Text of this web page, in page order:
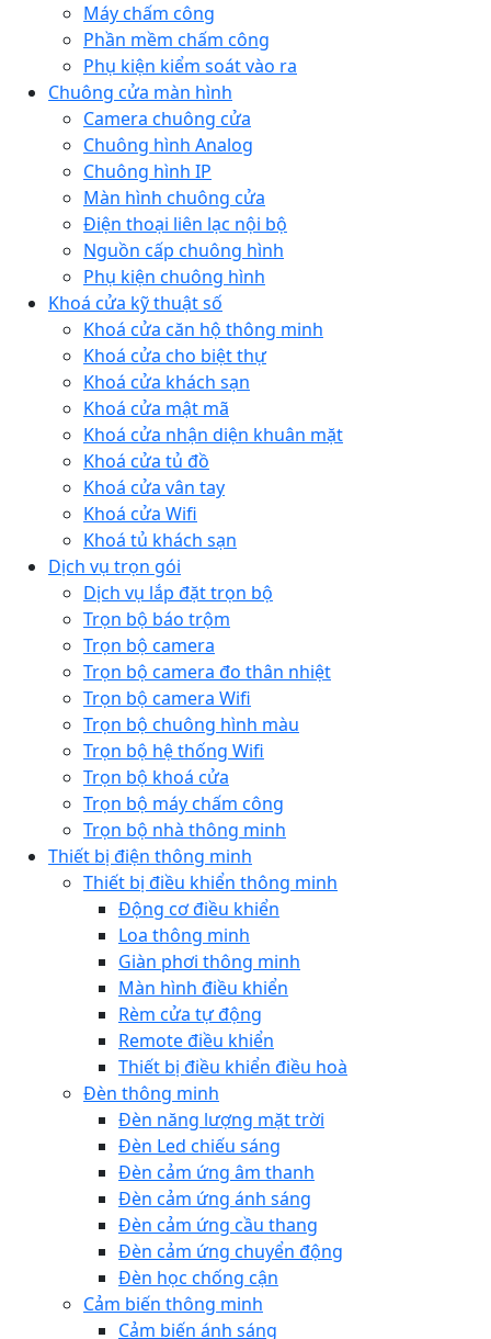
Máy chấm công
Phần mềm chấm công
Phụ kiện kiểm soát vào ra
Chuông cửa màn hình
Camera chuông cửa
Chuông hình Analog
Chuông hình IP
Màn hình chuông cửa
Điện thoại liên lạc nội bộ
Nguồn cấp chuông hình
Phụ kiện chuông hình
Khoá cửa kỹ thuật số
Khoá cửa căn hộ thông minh
Khoá cửa cho biệt thự
Khoá cửa khách sạn
Khoá cửa mật mã
Khoá cửa nhận diện khuân mặt
Khoá cửa tủ đồ
Khoá cửa vân tay
Khoá cửa Wifi
Khoá tủ khách sạn
Dịch vụ trọn gói
Dịch vụ lắp đặt trọn bộ
Trọn bộ báo trộm
Trọn bộ camera
Trọn bộ camera đo thân nhiệt
Trọn bộ camera Wifi
Trọn bộ chuông hình màu
Trọn bộ hệ thống Wifi
Trọn bộ khoá cửa
Trọn bộ máy chấm công
Trọn bộ nhà thông minh
Thiết bị điện thông minh
Thiết bị điều khiển thông minh
Động cơ điều khiển
Loa thông minh
Giàn phơi thông minh
Màn hình điều khiển
Rèm cửa tự động
Remote điều khiển
Thiết bị điều khiển điều hoà
Đèn thông minh
Đèn năng lượng mặt trời
Đèn Led chiếu sáng
Đèn cảm ứng âm thanh
Đèn cảm ứng ánh sáng
Đèn cảm ứng cầu thang
Đèn cảm ứng chuyển động
Đèn học chống cận
Cảm biến thông minh
Cảm biến ánh sáng